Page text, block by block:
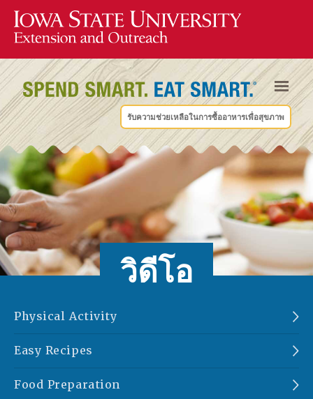
รับความช่วยเหลือในการซื้ออาหารเพื่อสุขภาพ
วิดีโอ
Physical Activity
Easy Recipes
Food Preparation